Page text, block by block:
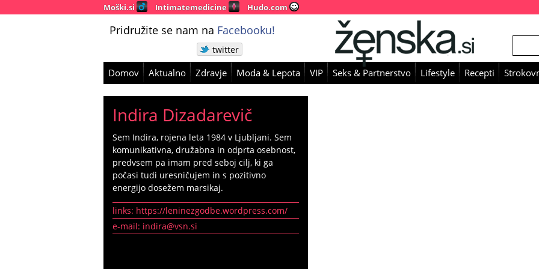
Moški.si Intimatemedicine Hudo.com
Pridružite se nam na Facebooku!
twitter
Domov Aktualno Zdravje Moda & Lepota VIP Seks & Partnerstvo Lifestyle Recepti
Indira Dizadarevič
Sem Indira, rojena leta 1984 v Ljubljani. Sem
komunikativna, družabna in odprta osebnost,
predvsem pa imam pred seboj cilj, ki ga
počasi tudi uresničujem in s pozitivno
energijo dosežem marsikaj.
links: https://leninezgodbe.wordpress.com/
e-mail: indira@vsn.si